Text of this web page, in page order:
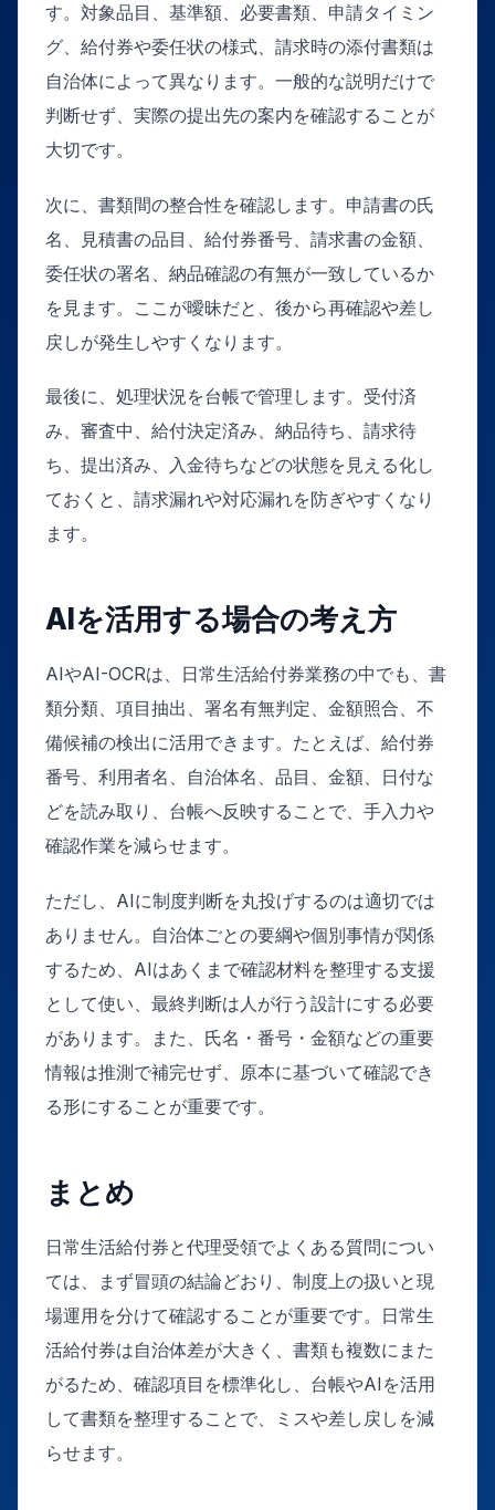
す。対象品目、基準額、必要書類、申請タイミン
グ、給付券や委任状の様式、請求時の添付書類は
自治体によって異なります。一般的な説明だけで
判断せず、実際の提出先の案内を確認することが
大切です。
次に、書類間の整合性を確認します。申請書の氏
名、見積書の品目、給付券番号、請求書の金額、
委任状の署名、納品確認の有無が一致しているか
を見ます。ここが曖昧だと、後から再確認や差し
戻しが発生しやすくなります。
最後に、処理状況を台帳で管理します。受付済
み、審査中、給付決定済み、納品待ち、請求待
ち、提出済み、入金待ちなどの状態を見える化し
ておくと、請求漏れや対応漏れを防ぎやすくなり
ます。
AIを活用する場合の考え方
AIやAI-OCRは、日常生活給付券業務の中でも、書
類分類、項目抽出、署名有無判定、金額照合、不
備候補の検出に活用できます。たとえば、給付券
番号、利用者名、自治体名、品目、金額、日付な
どを読み取り、台帳へ反映することで、手入力や
確認作業を減らせます。
ただし、AIに制度判断を丸投げするのは適切では
ありません。自治体ごとの要綱や個別事情が関係
するため、AIはあくまで確認材料を整理する支援
として使い、最終判断は人が行う設計にする必要
があります。また、氏名・番号・金額などの重要
情報は推測で補完せず、原本に基づいて確認でき
る形にすることが重要です。
まとめ
日常生活給付券と代理受領でよくある質問につい
ては、まず冒頭の結論どおり、制度上の扱いと現
場運用を分けて確認することが重要です。日常生
活給付券は自治体差が大きく、書類も複数にまた
がるため、確認項目を標準化し、台帳やAIを活用
して書類を整理することで、ミスや差し戻しを減
らせます。